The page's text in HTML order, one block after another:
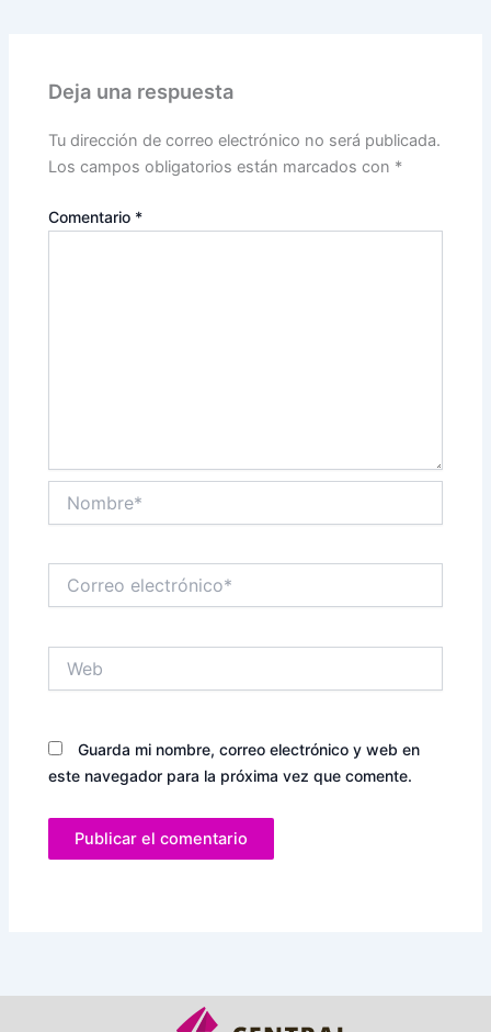
Deja una respuesta
Tu dirección de correo electrónico no será publicada.
Los campos obligatorios están marcados con *
Comentario *
electrónico*
Guarda mi nombre, correo electrónico y web en
este navegador para la próxima vez que comente.